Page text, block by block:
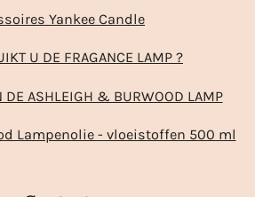
Yankee Candle
U DE FRAGANCE LAMP ?
DE ASHLEIGH & BURWOOD LAMP
Lampenolie - vloeistoffen 500 ml